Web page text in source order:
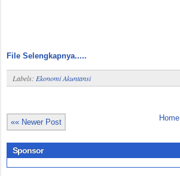
File Selengkapnya.....
Labels: Ekonomi Akuntansi
«« Newer Post Home
Sponsor